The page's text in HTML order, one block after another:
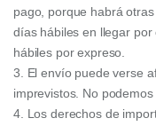
pago, porque habrá
días hábiles en llegar
hábiles por expreso.
3. El envío puede verse
imprevistos. No
4. Los derechos de